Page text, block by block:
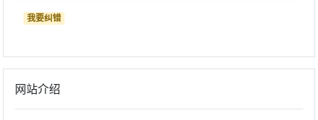
我要纠错
网站介绍